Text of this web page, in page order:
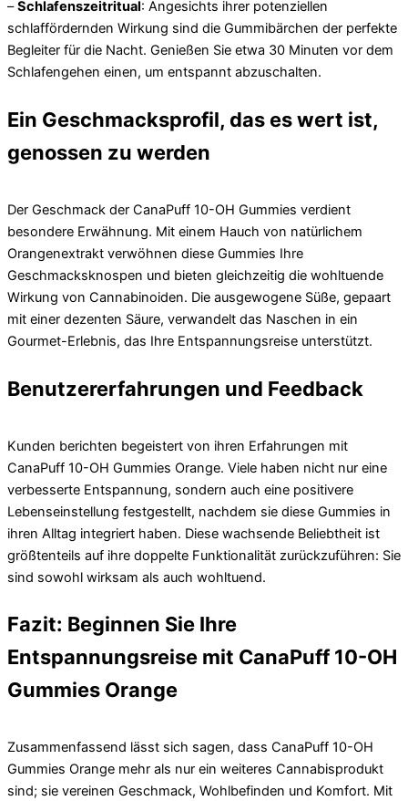
–Schlafenszeitritual: Angesichts ihrer potenziellen
schlaffördernden Wirkung sind die Gummibärchen der perfekte
Begleiter für die Nacht. Genießen Sie etwa 30 Minuten vor dem
Schlafengehen einen, um entspannt abzuschalten.
Ein Geschmacksprofil, das es wert ist,
genossen zu werden
Der Geschmack der CanaPuff 10-OH Gummies verdient
besondere Erwähnung. Mit einem Hauch von natürlichem
Orangenextrakt verwöhnen diese Gummies Ihre
Geschmacksknospen und bieten gleichzeitig die wohltuende
Wirkung von Cannabinoiden. Die ausgewogene Süße, gepaart
mit einer dezenten Säure, verwandelt das Naschen in ein
Gourmet-Erlebnis, das Ihre Entspannungsreise unterstützt.
Benutzererfahrungen und Feedback
Kunden berichten begeistert von ihren Erfahrungen mit
CanaPuff 10-OH Gummies Orange. Viele haben nicht nur eine
verbesserte Entspannung, sondern auch eine positivere
Lebenseinstellung festgestellt, nachdem sie diese Gummies in
ihren Alltag integriert haben. Diese wachsende Beliebtheit ist
größtenteils auf ihre doppelte Funktionalität zurückzuführen: Sie
sind sowohl wirksam als auch wohltuend.
Fazit: Beginnen Sie Ihre
Entspannungsreise mit CanaPuff 10-OH
Gummies Orange
Zusammenfassend lässt sich sagen, dass CanaPuff 10-OH
Gummies Orange mehr als nur ein weiteres Cannabisprodukt
sind; sie vereinen Geschmack, Wohlbefinden und Komfort. Mit